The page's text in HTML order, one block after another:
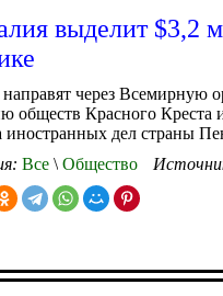
выделит $3,2
направят через Всемирную
обществ Красного Креста
иностранных дел страны
Все \ Общество